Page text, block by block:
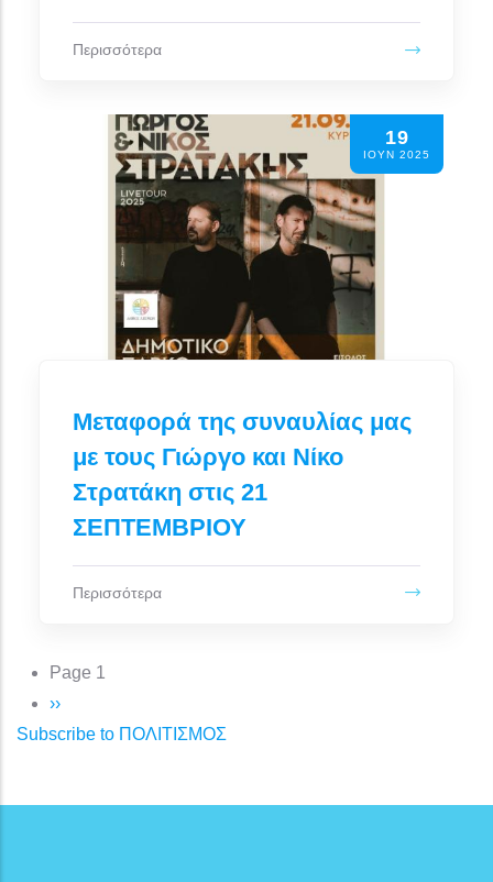
Περισσότερα
19
ΙΟΥΝ 2025
Μεταφορά της συναυλίας μας
με τους Γιώργο και Νίκο
Στρατάκη στις 21
ΣΕΠΤΕΜΒΡΙΟΥ
Περισσότερα
Σελιδοποίηση
Page 1
Next page
››
Subscribe to ΠΟΛΙΤΙΣΜΟΣ